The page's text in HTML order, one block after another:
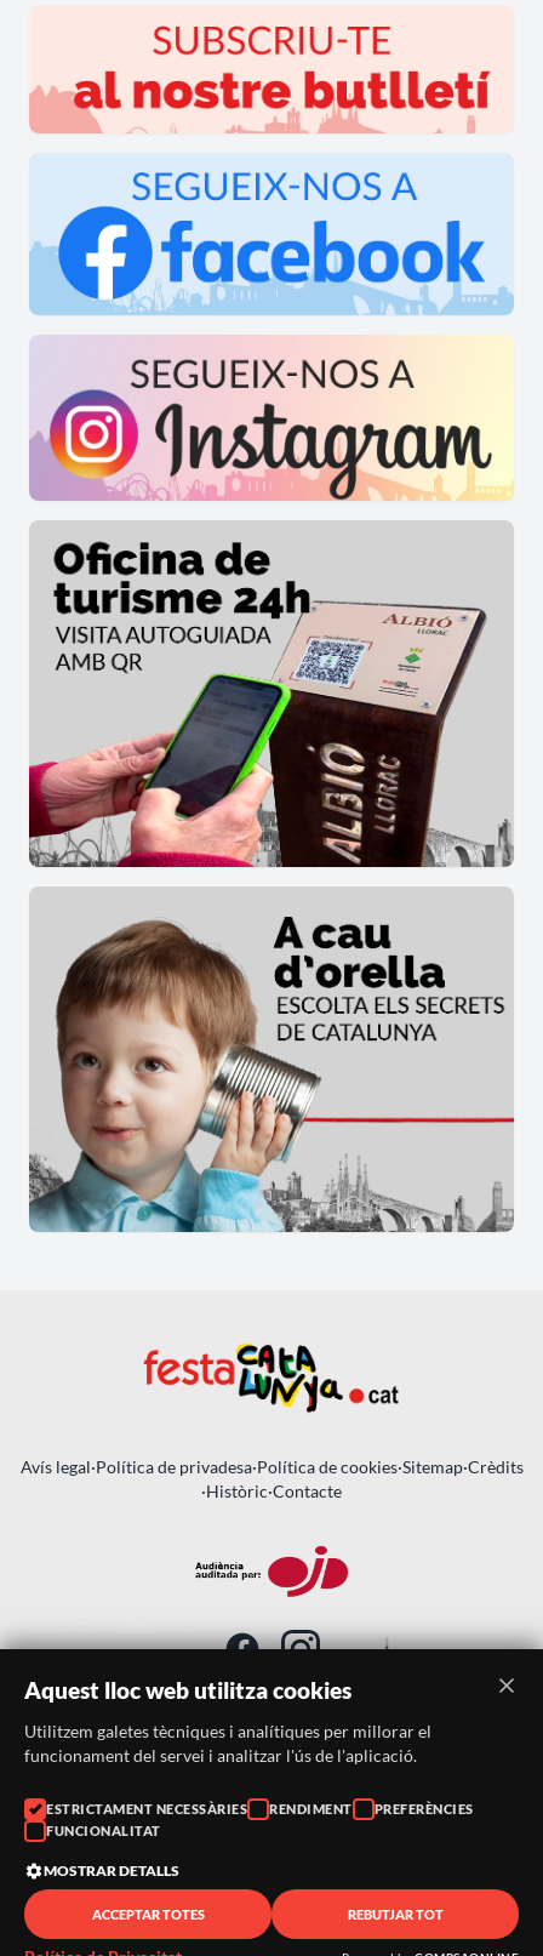
Avís legal·Política de privadesa·Política de cookies·Sitemap·Crèdits
·Històric·Contacte
SUBSCRIU-TE AL BUTLLETÍ
Telèfon:
938046359
Correu:
© 2026 ·FestaCatalunya
— Tots els drets reservats · Web
desenvolupada amb ❤️ perCompsaOnline
Aquest lloc web utilitza cookies
Utilitzem galetes tècniques i analítiques per millorar el
funcionament del servei i analitzar l'ús de l'aplicació.
ESTRICTAMENT NECESSÀRIES RENDIMENT
PREFERÈNCIES
FUNCIONALITAT
MOSTRAR DETALLS
ACCEPTAR TOTES REBUTJAR TOT